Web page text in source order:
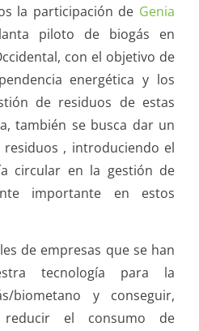
la participación de Genia
piloto de biogás en
con el objetivo de
energética y los
de residuos de estas
también se busca dar un
, introduciendo el
circular en la gestión de
importante en estos
de empresas que se han
tecnología para la
biometano y conseguir,
el consumo de